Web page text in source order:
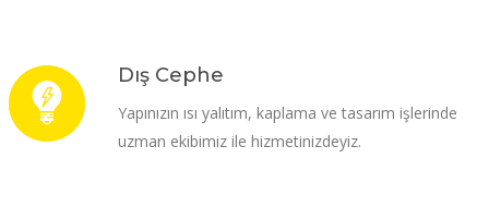
Dış Cephe
Yapınızın ısı yalıtım, kaplama ve tasarım işlerinde
uzman ekibimiz ile hizmetinizdeyiz.